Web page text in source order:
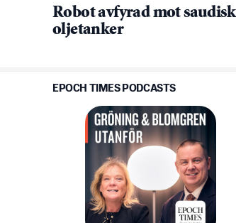
Robot avfyrad mot saudisk
oljetanker
EPOCH TIMES PODCASTS